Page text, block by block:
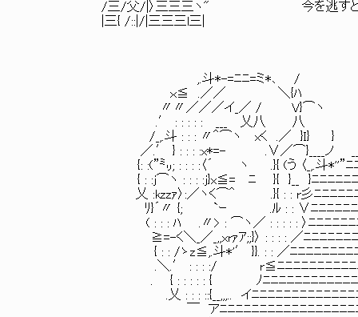
/三/父/|〉三三三ヽ" 今を逃す
|三{ /::|/|三三三l三|
,.斗*-=ﾆﾆ=ミ*､ /
ｘ≦ .／／ ＼{ﾊ
〃〃／／／イ_／ / V}⌒ヽ
.′ : : : : : ___ 乂八 八
/_,.斗 : : : 〃＾⌒ヽ xく .／ }I} }
／.′ } : : : :x*=- .∨／⌒}____ノ
{: :(”㍉; : : : :〈´ ヽ .}{ (う 〈_,.斗*''”ﾆﾆ
{ : :j⌒ヽ : : : :j}x≦= ﾆ }{ }__ }ﾆﾆﾆﾆﾆﾆﾆﾆ
乂 :kzzｧ〉:／ヽく⌒＾ .}{ : : r彡ﾆﾆﾆﾆﾆﾆﾆ
ﾘ}´〃 {; `ｰ .ﾙ : : ∨ﾆﾆﾆﾆﾆﾆﾆﾆﾆ
( : : : ﾊ .〃> : ⌒ヽ／ : : : : : 〉ﾆﾆﾆﾆﾆﾆﾆﾆﾆ
≧=-く＼_／_,,xrｧｱ;;}〉 : : : : ／ﾆﾆﾆﾆﾆﾆﾆﾆﾆﾆﾆ
{ : : /ゝz≦,.斗*'′ }}. : : ／ﾆﾆﾆﾆﾆﾆﾆﾆﾆﾆﾆﾆ
.＼.′ : : : :/ r≦ﾆﾆﾆﾆﾆﾆﾆﾆﾆﾆﾆﾆﾆﾆﾆ
. { : : : : : { ﾉﾆﾆﾆﾆﾆﾆﾆﾆﾆﾆﾆﾆﾆﾆﾆﾆﾆ
.乂 : : : ::{__,,,.. イﾆﾆﾆﾆﾆﾆﾆﾆﾆﾆﾆﾆﾆﾆﾆﾆﾆ
￣ アﾆﾆﾆﾆﾆﾆﾆﾆﾆﾆﾆﾆﾆﾆﾆﾆﾆﾆﾆﾆﾆﾆ